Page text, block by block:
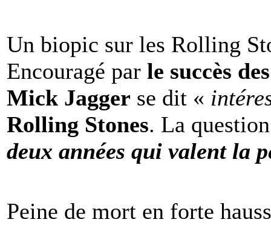
Un biopic sur les Rolling
Encouragé par le succès
Mick Jagger se dit «
Rolling Stones. La
deux années qui valent la
Peine de mort en forte